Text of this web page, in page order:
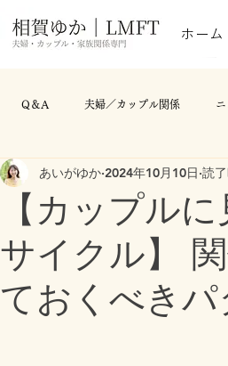
ホーム
Q＆A 夫婦／カップル関係
【カップル
サイクル】
ておくべきパ
あいがゆか 2024年10月10日 読